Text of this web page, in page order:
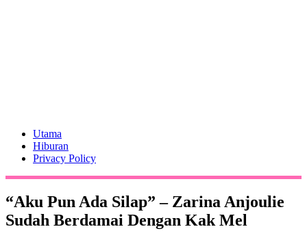
Utama
Hiburan
Privacy Policy
“Aku Pun Ada Silap” – Zarina Anjoulie
Sudah Berdamai Dengan Kak Mel